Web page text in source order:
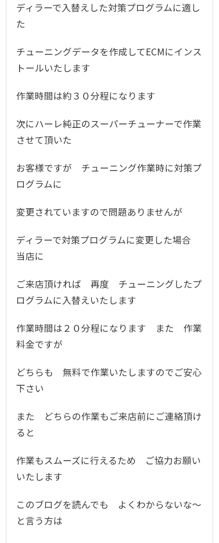
ディラーで入替えした対策プログラムに適し
た
チューニングデータを作成してECMにインス
トールいたします
作業時間は約３０分程になります
次にハーレ純正のスーパーチューナーで作業
させて頂いた
お客様ですが チューニング作業時に対策プ
ログラムに
変更されていますので問題ありませんが
ディラーで対策プログラムに変更した場合
当店に
ご来店頂ければ 再度 チューニングしたプ
ログラムに入替えいたします
作業時間は２０分程になります また 作業
料金ですが
どちらも 無料で作業いたしますのでご安心
下さい
また どちらの作業もご来店前にご連絡頂け
ると
作業もスムーズに行えるため ご協力お願い
いた します
このブログを読んでも よくわからないな～
と言う方は